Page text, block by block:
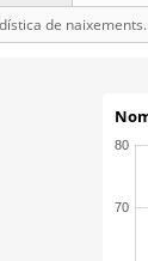
de naixements.